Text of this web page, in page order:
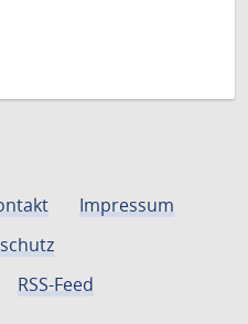
Impressum
RSS-Feed